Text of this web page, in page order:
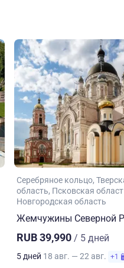
Серебряное кольцо
область Псковская
Новгородская область
Жемчужины Северной
RUB 39,990 / 5 дней
5 дней 18 авг. — 22 авг. +1